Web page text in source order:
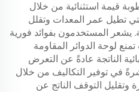
قيمة استثنائية من خلال
تطيل عمر المعدات وتقلل
يشعر المستخدمون بفوائد فورية
لوحة الدوائر المقاومة
الناتجة عادةً عن التعرض
في توفير التكاليف من خلال
وتقليل التوقف الناتج عن